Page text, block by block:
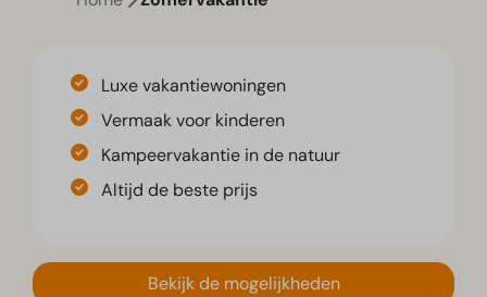
Luxe vakantiewoningen
Vermaak voor kinderen
Kampeervakantie in de natuur
Altijd de beste prijs
Bekijk de mogelijkheden